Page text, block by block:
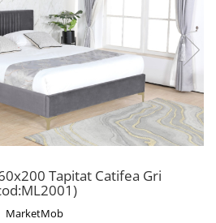
Tapitat Catifea Gri
MarketMob